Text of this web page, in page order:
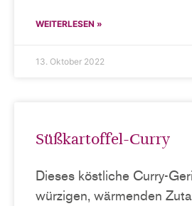
WEITERLESEN »
13. Oktober 2022
Süßkartoffel-Curry
Dieses köstliche Curry-
würzigen, wärmenden